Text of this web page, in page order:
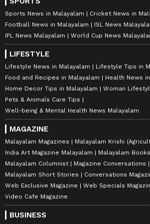
Sports News in Malayalam
Cricket News in
Football News in Malayalam
ISL News
IPL News Malayalam
World Cup News
LIFESTYLE
Lifestyle News in Malayalam
Lifestyle Tips in
Food and Recipes in Malayalam
Health News
Home Decor Tips in Malayalam
Woman
Pets & Animals Care Tips
Well-being & Mental Health News Malayalam
MAGAZINE
Malayalam Magazines
Malayalam Krishi
India Art Magazine Malayalam
Malayalam Books
Malayalam Columnist
Magazine Conversations
Malayalam Short Stories
Conversations
Web Exclusive Magazine
Web Specials
Video Cafe Magazine
BUSINESS